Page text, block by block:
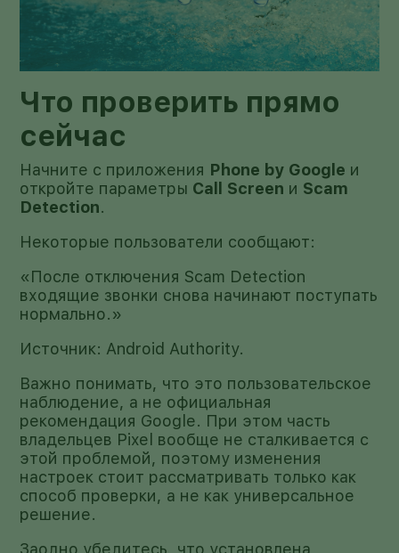
Что проверить прямо
сейчас
Начните с приложения Phone by Google и
откройте параметры Call Screen и Scam
Detection.
Некоторые пользователи сообщают:
«После отключения Scam Detection
входящие звонки снова начинают поступать
нормально.»
Источник: Android Authority.
Важно понимать, что это пользовательское
наблюдение, а не официальная
рекомендация Google. При этом часть
владельцев Pixel вообще не сталкивается с
этой проблемой, поэтому изменения
настроек стоит рассматривать только как
способ проверки, а не как универсальное
решение.